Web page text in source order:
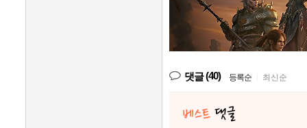
댓글(40) 등록순 최신순